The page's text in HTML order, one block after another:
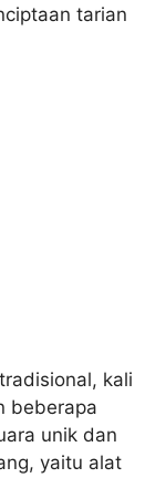
tarian
kali
beberapa
unik dan
yaitu alat